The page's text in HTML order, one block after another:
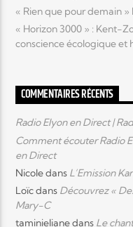
« Rien que pour demain
« Horizon 3000 » : Kent-
conscience écologique et
COMMENTAIRES RÉCENTS
Radio Elyon en Direct |
Comment écouter Radio
en Direct
Nicoledans L’Emission
Loïcdans Découvrez «
Mary-C
taminielianedans Le